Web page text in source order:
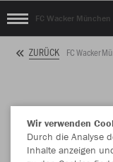
FC Wacker München
ZURÜCK FC Wacker
Wir verwenden
Durch die Analyse
Inhalte anzeigen